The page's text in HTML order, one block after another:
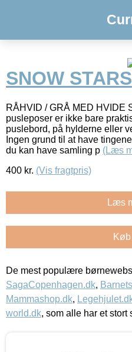
SNOW STARS
RÅHVID / GRÅ MED HVIDE
pusleposer er ikke bare
puslebord, på hylderne eller
Ingen grund til at have
du kan have samling p (Læs
400 kr. (Vis fragtpris)
Læs
De mest populære
SagaCopenhagen.dk,
Mammashop.dk,
world.dk, som alle har et stort